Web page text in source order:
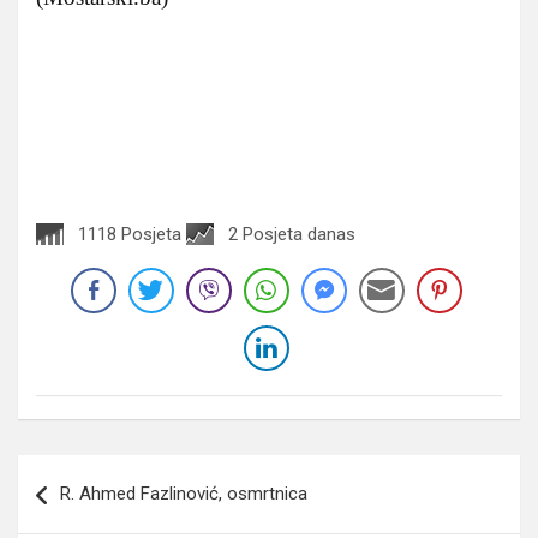
1118 Posjeta 2 Posjeta danas
članaka
R. Ahmed Fazlinović, osmrtnica